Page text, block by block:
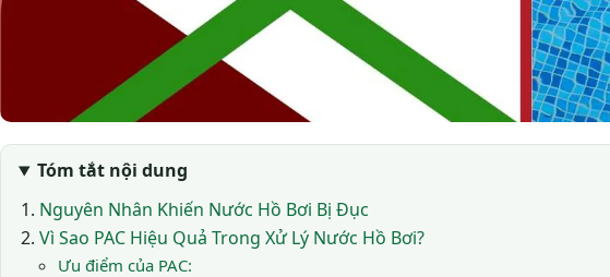
Tóm tắt nội dung
Nguyên Nhân Khiến Nước Hồ Bơi Bị Đục
Vì Sao PAC Hiệu Quả Trong Xử Lý Nước Hồ Bơi?
Ưu điểm của PAC: